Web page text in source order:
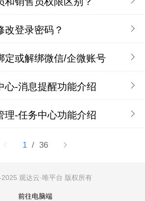
改登录密码？
定或解绑微信/企微账号
心-消息提醒功能介绍
理-任务中心功能介绍
1 / 36
观达云·唯平台 版权所有
前往电脑端